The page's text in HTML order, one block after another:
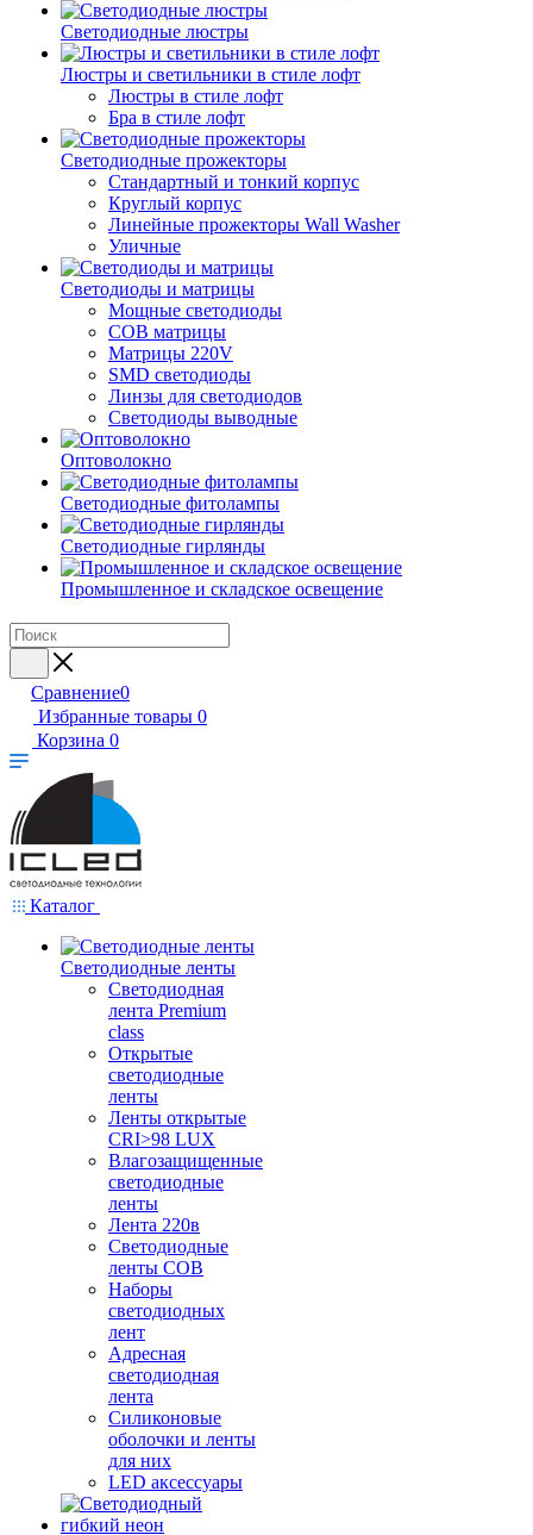
Светодиодные люстры
Люстры и светильники в стиле лофт
Люстры в стиле лофт
Бра в стиле лофт
Светодиодные прожекторы
Стандартный и тонкий корпус
Круглый корпус
Линейные прожекторы Wall Washer
Уличные
Светодиоды и матрицы
Мощные светодиоды
COB матрицы
Матрицы 220V
SMD светодиоды
Линзы для светодиодов
Светодиоды выводные
Оптоволокно
Светодиодные фитолампы
Светодиодные гирлянды
Промышленное и складское освещение
Сравнение0
Избранные товары 0
Корзина 0
Каталог
Светодиодные ленты
Светодиодная
лента Premium
class
Открытые
светодиодные
ленты
Ленты открытые
CRI>98 LUX
Влагозащищенные
светодиодные
ленты
Лента 220в
Светодиодные
ленты COB
Наборы
светодиодных
лент
Адресная
светодиодная
лента
Силиконовые
оболочки и ленты
для них
LED аксессуары